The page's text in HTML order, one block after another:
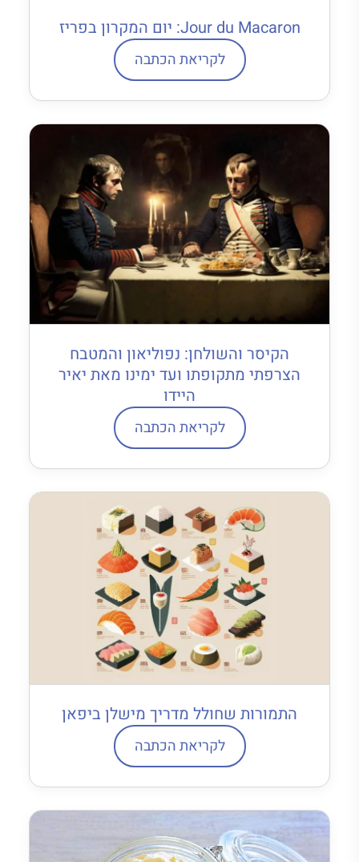
Jour du Macaron: יום המקרון בפריז
לקריאת הכתבה
הקיסר והשולחן: נפוליאון והמטבח
הצרפתי מתקופתו ועד ימינו מאת יאיר
היידו
לקריאת הכתבה
התמורות שחולל מדריך מישלן ביפאן
לקריאת הכתבה